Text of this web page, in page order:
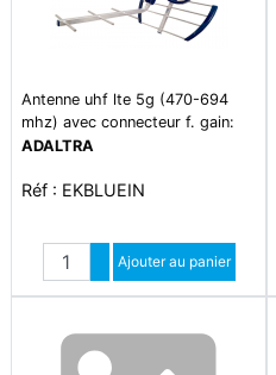
Antenne uhf lte 5g (470-694
mhz) avec connecteur f. gain:
17db
ADALTRA
Réf : EKBLUEIN
Quantité
Augmenter quantité
Diminuer quantité
Ajouter au panier